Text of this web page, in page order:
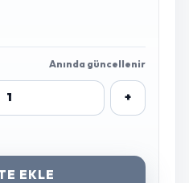
Anında güncellenir
+
EKLE